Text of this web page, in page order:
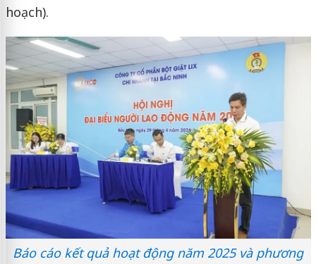
hoạch).
Báo cáo kết quả hoạt động năm 2025 và phương